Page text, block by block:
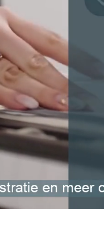
MIN, MAX, NB
tonen)
enz.)
van de versie)
(rapportage)